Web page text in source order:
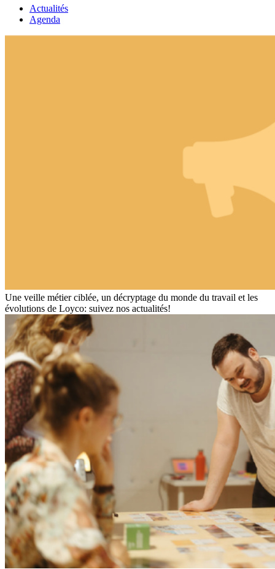
Actualités
Agenda
Une veille métier ciblée, un décryptage du monde du travail et les
évolutions de Loyco: suivez nos actualités!